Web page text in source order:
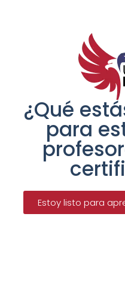
¿Qué
para
Estoy listo para